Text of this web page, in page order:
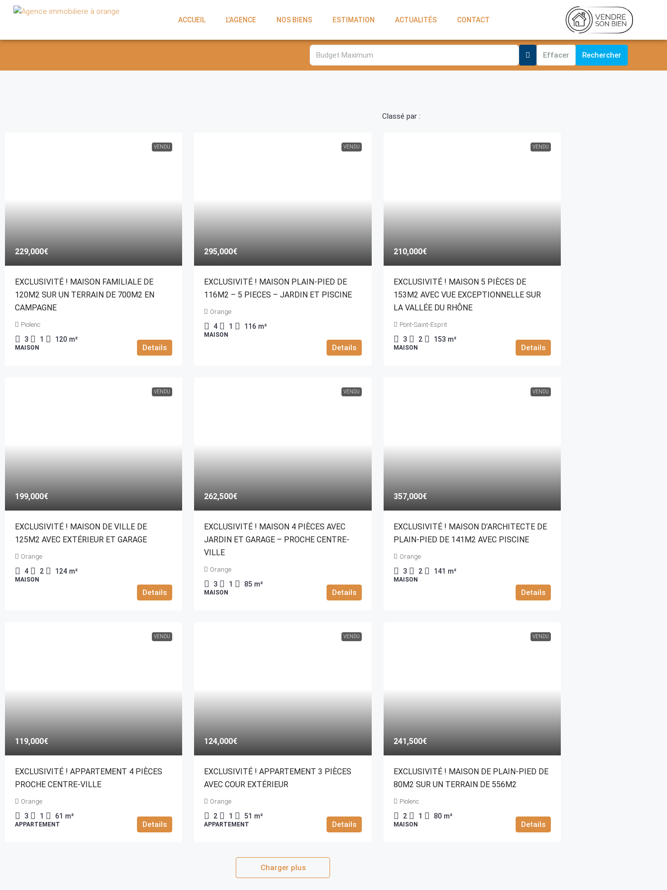
ACCUEIL L’AGENCE NOS BIENS ESTIMATION ACTUALITÉS CONTACT
Effacer Rechercher
Classé par :
VENDU
229,000€
EXCLUSIVITÉ ! MAISON FAMILIALE DE
120M2 SUR UN TERRAIN DE 700M2 EN
CAMPAGNE
Piolenc
3 1 120 m²
MAISON Details
VENDU
295,000€
EXCLUSIVITÉ ! MAISON PLAIN-PIED DE
116M2 – 5 PIECES – JARDIN ET PISCINE
Orange
4 1 116 m²
MAISON
Details
VENDU
210,000€
EXCLUSIVITÉ ! MAISON 5 PIÈCES DE
153M2 AVEC VUE EXCEPTIONNELLE SUR
LA VALLÉE DU RHÔNE
Pont-Saint-Esprit
3 2 153 m²
MAISON Details
VENDU
199,000€
EXCLUSIVITÉ ! MAISON DE VILLE DE
125M2 AVEC EXTÉRIEUR ET GARAGE
Orange
4 2 124 m²
MAISON
Details
VENDU
262,500€
EXCLUSIVITÉ ! MAISON 4 PIÈCES AVEC
JARDIN ET GARAGE – PROCHE CENTRE-
VILLE
Orange
3 1 85 m²
MAISON Details
VENDU
357,000€
EXCLUSIVITÉ ! MAISON D’ARCHITECTE DE
PLAIN-PIED DE 141M2 AVEC PISCINE
Orange
3 2 141 m²
MAISON
Details
VENDU
119,000€
EXCLUSIVITÉ ! APPARTEMENT 4 PIÈCES
PROCHE CENTRE-VILLE
Orange
3 1 61 m²
APPARTEMENT Details
VENDU
124,000€
EXCLUSIVITÉ ! APPARTEMENT 3 PIÈCES
AVEC COUR EXTÉRIEUR
Orange
2 1 51 m²
APPARTEMENT Details
VENDU
241,500€
EXCLUSIVITÉ ! MAISON DE PLAIN-PIED DE
80M2 SUR UN TERRAIN DE 556M2
Piolenc
2 1 80 m²
MAISON Details
Charger plus